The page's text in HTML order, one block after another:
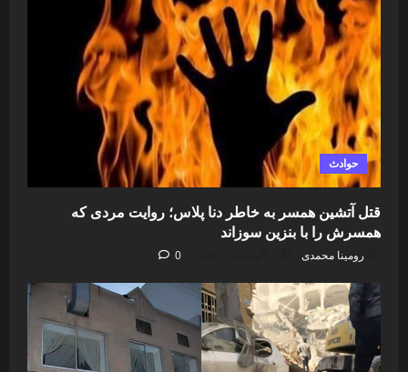
حوادث
قتل آتشین همسر به خاطر دنا پلاس؛ روایت مردی که
همسرش را با بنزین سوزاند
رومینا محمدی 0